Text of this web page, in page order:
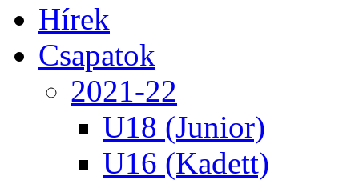
Hírek
Csapatok
2021-22
U18 (Junior)
U16 (Kadett)